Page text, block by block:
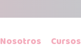
Nosotros Cursos